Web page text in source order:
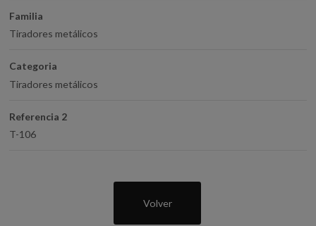
Familia
Tiradores metálicos
Categoria
Tiradores metálicos
Referencia 2
T-106
Volver